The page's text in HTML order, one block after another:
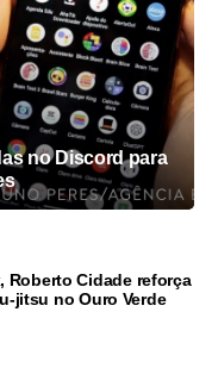
no Discord para
Roberto Cidade reforça
jitsu no Ouro Verde